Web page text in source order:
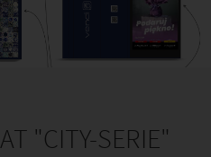
"CITY-SERIE"